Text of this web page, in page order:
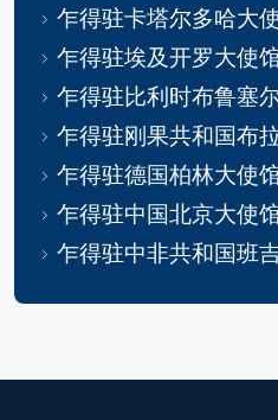
乍得驻卡塔尔多哈大
乍得驻埃及开罗大使
乍得驻比利时布鲁塞
乍得驻刚果共和国布
乍得驻德国柏林大使
乍得驻中国北京大使
乍得驻中非共和国班